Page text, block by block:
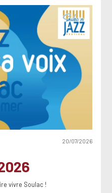
20/07/2026
vivre Soulac !